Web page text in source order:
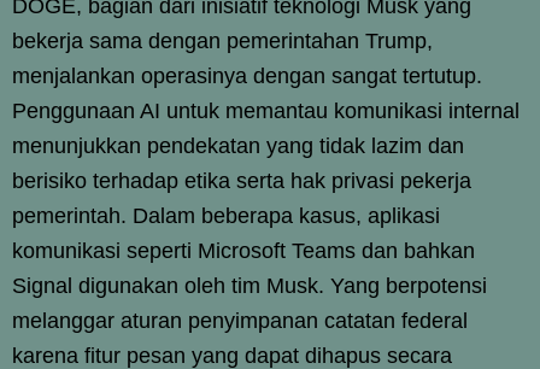
DOGE, bagian dari inisiatif teknologi Musk yang
bekerja sama dengan pemerintahan Trump,
menjalankan operasinya dengan sangat tertutup.
Penggunaan AI untuk memantau komunikasi internal
menunjukkan pendekatan yang tidak lazim dan
berisiko terhadap etika serta hak privasi pekerja
pemerintah. Dalam beberapa kasus, aplikasi
komunikasi seperti Microsoft Teams dan bahkan
Signal digunakan oleh tim Musk. Yang berpotensi
melanggar aturan penyimpanan catatan federal
karena fitur pesan yang dapat dihapus secara